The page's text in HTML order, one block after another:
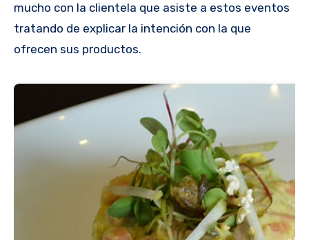
mucho con la clientela que asiste a estos eventos
tratando de explicar la intención con la que
ofrecen sus productos.